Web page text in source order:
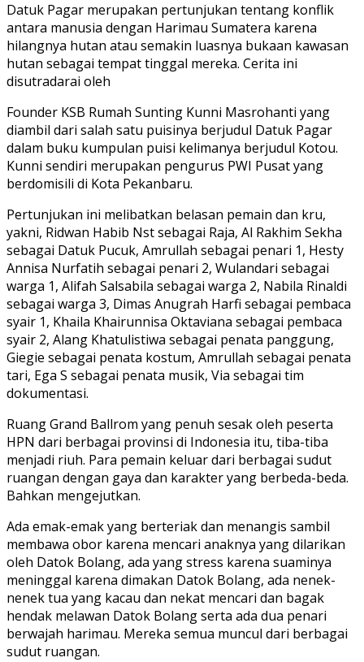
Datuk Pagar merupakan pertunjukan tentang konflik
antara manusia dengan Harimau Sumatera karena
hilangnya hutan atau semakin luasnya bukaan kawasan
hutan sebagai tempat tinggal mereka. Cerita ini
disutradarai oleh
Founder KSB Rumah Sunting Kunni Masrohanti yang
diambil dari salah satu puisinya berjudul Datuk Pagar
dalam buku kumpulan puisi kelimanya berjudul Kotou.
Kunni sendiri merupakan pengurus PWI Pusat yang
berdomisili di Kota Pekanbaru.
Pertunjukan ini melibatkan belasan pemain dan kru,
yakni, Ridwan Habib Nst sebagai Raja, Al Rakhim Sekha
sebagai Datuk Pucuk, Amrullah sebagai penari 1, Hesty
Annisa Nurfatih sebagai penari 2, Wulandari sebagai
warga 1, Alifah Salsabila sebagai warga 2, Nabila Rinaldi
sebagai warga 3, Dimas Anugrah Harfi sebagai pembaca
syair 1, Khaila Khairunnisa Oktaviana sebagai pembaca
syair 2, Alang Khatulistiwa sebagai penata panggung,
Giegie sebagai penata kostum, Amrullah sebagai penata
tari, Ega S sebagai penata musik, Via sebagai tim
dokumentasi.
Ruang Grand Ballrom yang penuh sesak oleh peserta
HPN dari berbagai provinsi di Indonesia itu, tiba-tiba
menjadi riuh. Para pemain keluar dari berbagai sudut
ruangan dengan gaya dan karakter yang berbeda-beda.
Bahkan mengejutkan.
Ada emak-emak yang berteriak dan menangis sambil
membawa obor karena mencari anaknya yang dilarikan
oleh Datok Bolang, ada yang stress karena suaminya
meninggal karena dimakan Datok Bolang, ada nenek-
nenek tua yang kacau dan nekat mencari dan bagak
hendak melawan Datok Bolang serta ada dua penari
berwajah harimau. Mereka semua muncul dari berbagai
sudut ruangan.